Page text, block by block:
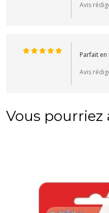
Avis
Parfait
Avis
Vous pourriez